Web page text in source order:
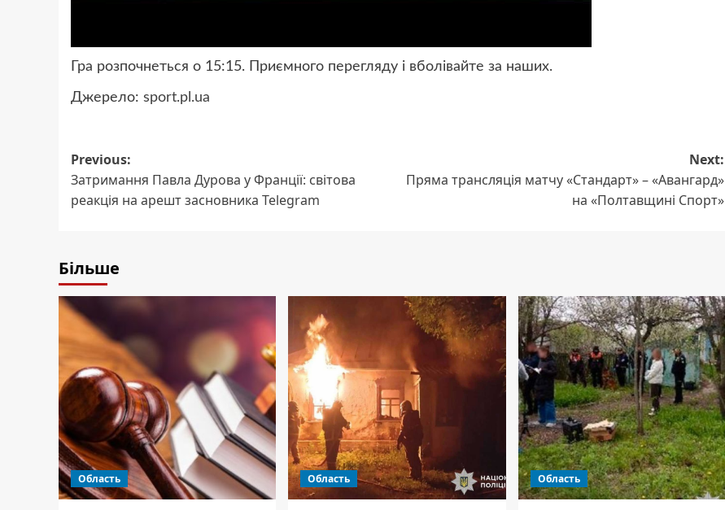
Гра розпочнеться о 15:15. Приємного перегляду і вболівайте за наших.
Джерело: sport.pl.ua
Post
navigation
Previous:
Затримання Павла Дурова у Франції: світова
реакція на арешт засновника Telegram
Next:
Пряма трансляція матчу «Стандарт» – «Авангард»
на «Полтавщині Спорт»
Більше
Область Область Область